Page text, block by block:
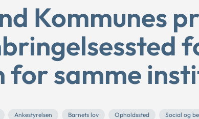
Kommunes
for samme
Ankestyrelsen Barnets lov Opholdssted Social og